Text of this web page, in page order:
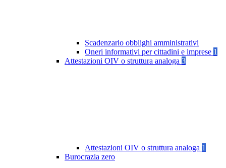
Scadenzario obblighi amministrativi
Oneri informativi per cittadini e imprese 1
Attestazioni OIV o struttura analoga 3
Attestazioni OIV o struttura analoga 1
Burocrazia zero